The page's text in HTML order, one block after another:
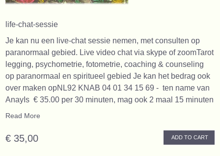
life-chat-sessie
Je kan nu een live-chat sessie nemen, met consulten op
paranormaal gebied. Live video chat via skype of zoomTarot
legging, psychometrie, fotometrie, coaching & counseling
op paranormaal en spiritueel gebied Je kan het bedrag ook
over maken opNL92 KNAB 04 01 34 15 69 - ten name van
AnayIs € 35.00 per 30 minuten, mag ook 2 maal 15 minuten
Read More
€ 35,00 ADD TO CART